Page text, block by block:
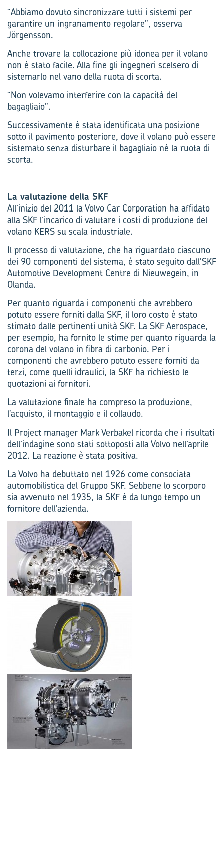
“Abbiamo dovuto sincronizzare tutti i sistemi per
garantire un ingranamento regolare”, osserva
Jörgensson.
Anche trovare la collocazione più idonea per il volano
non è stato facile. Alla fine gli ingegneri scelsero di
sistemarlo nel vano della ruota di scorta.
“Non volevamo interferire con la capacità del
bagagliaio”.
Successivamente è stata identificata una posizione
sotto il pavimento posteriore, dove il volano può essere
sistemato senza disturbare il bagagliaio né la ruota di
scorta.
La valutazione della SKF
All’inizio del 2011 la Volvo Car Corporation ha affidato
alla SKF l’incarico di valutare i costi di produzione del
volano KERS su scala industriale.
Il processo di valutazione, che ha riguardato ciascuno
dei 90 componenti del sistema, è stato seguito dall’SKF
Automotive Development Centre di Nieuwegein, in
Olanda.
Per quanto riguarda i componenti che avrebbero
potuto essere forniti dalla SKF, il loro costo è stato
stimato dalle pertinenti unità SKF. La SKF Aerospace,
per esempio, ha fornito le stime per quanto riguarda la
corona del volano in fibra di carbonio. Per i
componenti che avrebbero potuto essere forniti da
terzi, come quelli idraulici, la SKF ha richiesto le
quotazioni ai fornitori.
La valutazione finale ha compreso la produzione,
l’acquisto, il montaggio e il collaudo.
Il Project manager Mark Verbakel ricorda che i risultati
dell’indagine sono stati sottoposti alla Volvo nell’aprile
2012. La reazione è stata positiva.
La Volvo ha debuttato nel 1926 come consociata
automobilistica del Gruppo SKF. Sebbene lo scorporo
sia avvenuto nel 1935, la SKF è da lungo tempo un
fornitore dell’azienda.